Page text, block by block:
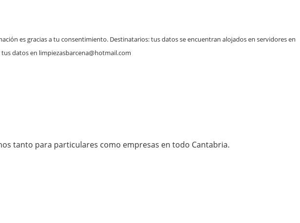
es gracias a tu consentimiento. Destinatarios: tus datos se encuentran alojados en servidores en
datos en limpiezasbarcena@hotmail.com
tanto para particulares como empresas en todo Cantabria.